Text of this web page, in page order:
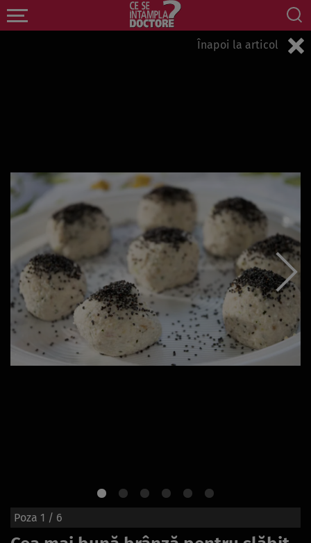
Înapoi la articol
Poza 1 / 6